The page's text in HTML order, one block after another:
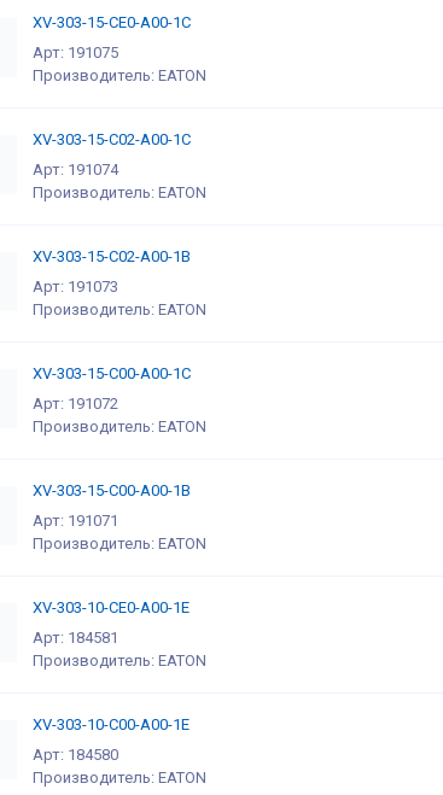
XV-303-15-CE0-A00-1C
Арт: 191075
Производитель: EATON
XV-303-15-C02-A00-1C
Арт: 191074
Производитель: EATON
XV-303-15-C02-A00-1B
Арт: 191073
Производитель: EATON
XV-303-15-C00-A00-1C
Арт: 191072
Производитель: EATON
XV-303-15-C00-A00-1B
Арт: 191071
Производитель: EATON
XV-303-10-CE0-A00-1E
Арт: 184581
Производитель: EATON
XV-303-10-C00-A00-1E
Арт: 184580
Производитель: EATON